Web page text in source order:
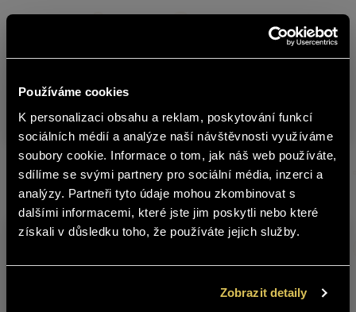
Používáme cookies
K personalizaci obsahu a reklam, poskytování funkcí
sociálních médií a analýze naší návštěvnosti využíváme
soubory cookie. Informace o tom, jak náš web používáte,
sdílíme se svými partnery pro sociální média, inzerci a
analýzy. Partneři tyto údaje mohou zkombinovat s
dalšími informacemi, které jste jim poskytli nebo které
získali v důsledku toho, že používáte jejich služby.
Zobrazit detaily
Product
Warehouse
ZWEIGELTREBE 2018 LATE HARVEST
BARRIQUE
5376418
Other products from this brand
čeština
The content of BOHEMIA SEKT website
is not suitable for people under 18
years of age.
NO